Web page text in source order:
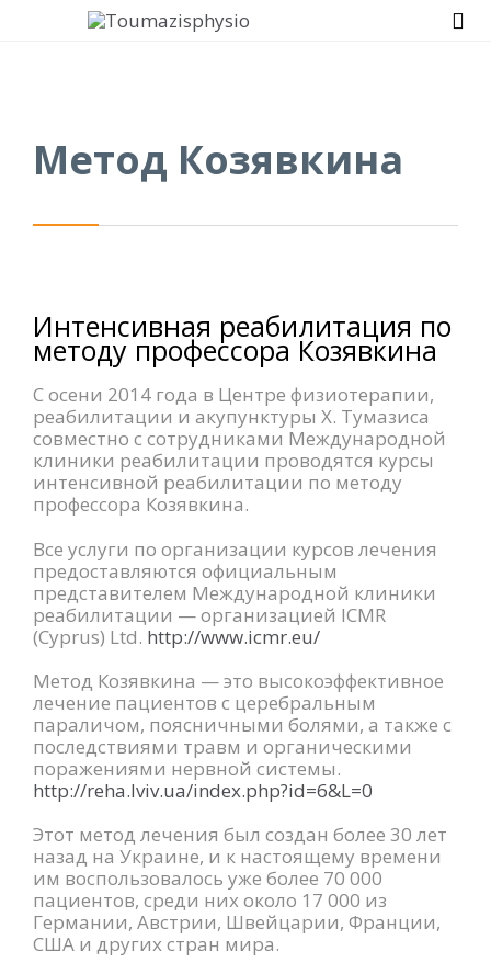

Метод Козявкина
Интенсивная реабилитация по
методу профессора Козявкина
С осени 2014 года в Центре физиотерапии,
реабилитации и акупунктуры Х. Тумазиса
совместно с сотрудниками Международной
клиники реабилитации проводятся курсы
интенсивной реабилитации по методу
профессора Козявкина.
Все услуги по организации курсов лечения
предоставляются официальным
представителем Международной клиники
реабилитации — организацией ICMR
(Cyprus) Ltd. http://www.icmr.eu/
Метод Козявкина — это высокоэффективное
лечение пациентов с церебральным
параличом, поясничными болями, а также с
последствиями травм и органическими
поражениями нервной системы.
http://reha.lviv.ua/index.php?id=6&L=0
Этот метод лечения был создан более 30 лет
назад на Украине, и к настоящему времени
им воспользовалось уже более 70 000
пациентов, среди них около 17 000 из
Германии, Австрии, Швейцарии, Франции,
США и других стран мира.